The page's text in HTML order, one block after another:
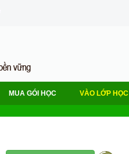
MUA GÓI HỌC VÀO LỚP HỌC